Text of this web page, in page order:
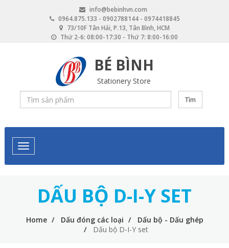
info@bebinhvn.com
0964.875.133 - 0902788144 - 0974418845
73/10F Tân Hải, P.13, Tân Bình, HCM
Thứ 2-6: 08:00-17:30 - Thứ 7: 8:00-16:00
BÉ BÌNH
Stationery Store
Tìm
DẤU BỘ D-I-Y SET
Home Dấu đóng các loại
Dấu bộ - Dấu ghép
Dấu bộ D-I-Y set